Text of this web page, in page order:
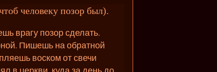
человеку позор был).
врагу позор сделать.
Пишешь на обратной
воском от свечи